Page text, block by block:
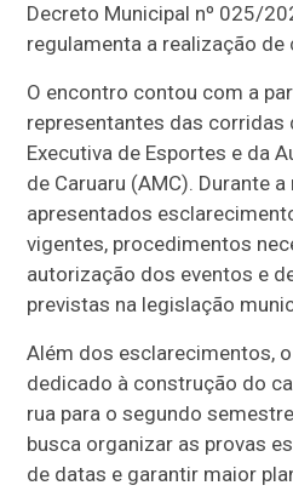
Decreto Municipal nº 025/
regulamenta a realização de
O encontro contou com a
representantes das corridas
Executiva de Esportes e da
de Caruaru (AMC). Durante
apresentados
vigentes, procedimentos
autorização dos eventos e
previstas na legislação
Além dos esclarecimentos,
dedicado à construção do
rua para o segundo
busca organizar as provas
de datas e garantir maior